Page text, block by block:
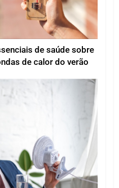
de saúde sobre
de calor do verão